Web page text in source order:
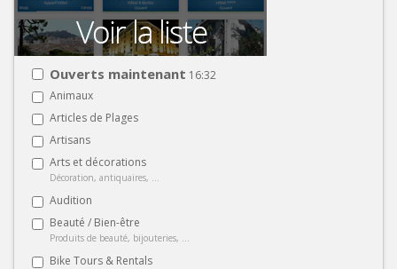
Ouverts maintenant 16:32
Animaux
Articles de Plages
Artisans
Arts et décorations
Décoration, antiquaires, ...
Audition
Beauté / Bien-être
Produits de beauté, bijouteries, ...
Bike Tours & Rentals